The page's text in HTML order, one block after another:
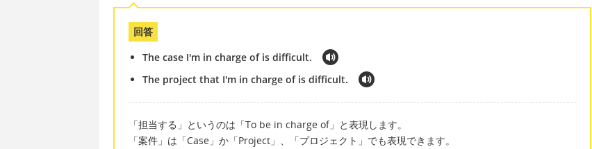
回答
The case I'm in charge of is difficult.
The project that I'm in charge of is difficult.
「担当する」というのは「To be in charge of」と表現します。
「案件」は「Case」か「Project」、「プロジェクト」でも表現できます。